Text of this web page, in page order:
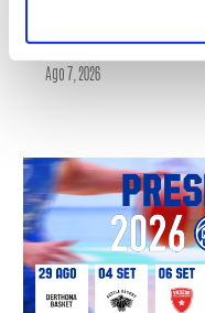
LE LEGGENDE AL PAVILION
Ago 7, 2026